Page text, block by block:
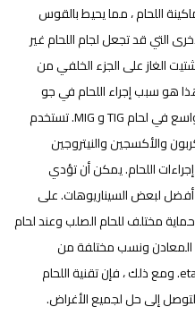
اللحام ، مما يحيط بالقوس
التي قد تجعل لجام اللحام غير
الغاز على الجزء الخلفي من
هذا هو سبب إجراء اللحام في جو
الأرجون. يستخدم الغاز النبيل على نطاق واسع في لحام TIG و MIG. تستخدم
والأكسجين والنيتروجين
اللحام. يمكن أن تؤدي
أفضل لبعض السيناريوهات. على
مختلف للحام الصلب وعند لحام
المعادن ونسب مختلفة من
التوليفات بين الغازات لإنشاء بعض etalons. ومع ذلك ، فإن تقنية اللحام
إلى حل لجميع الأغراض.